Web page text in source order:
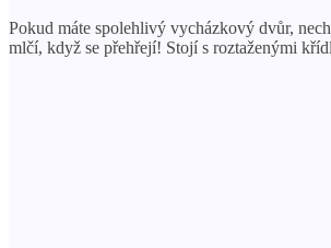
Pokud máte spolehlivý vycházkový dvůr,
mlčí, když se přehřejí! Stojí s roztaženými